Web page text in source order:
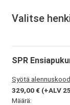
Valitse
SPR
Syötä
329,00 € (+ALV
Määrä: